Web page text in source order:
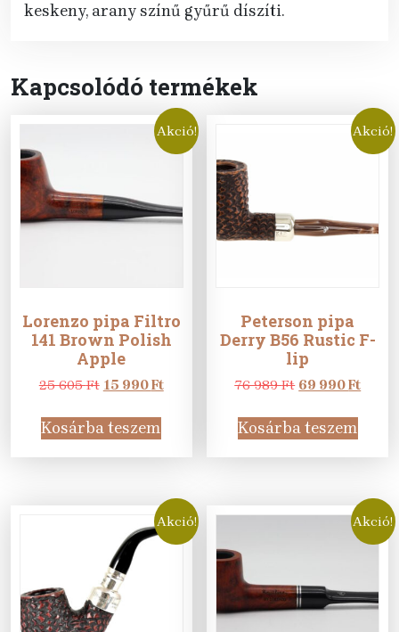
keskeny, arany színű gyűrű díszíti.
Kapcsolódó termékek
Akció!
Lorenzo pipa Filtro
141 Brown Polish
Apple
25 605Ft Original
was:
25
605 Ft.
15 990FtCurrent
990 Ft.
Kosárba teszem
Akció!
Peterson pipa
Derry B56 Rustic F-
lip
76 989Ft Original
was:
76
989 Ft.
69 990Ft
990
Kosárba teszem
Akció! Akció!